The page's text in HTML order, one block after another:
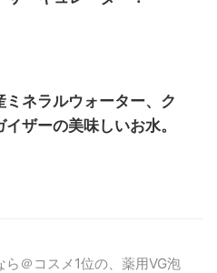
ミネラルウォーター、ク
イザーの美味しいお水。
ら＠コスメ1位の、薬用VG泡